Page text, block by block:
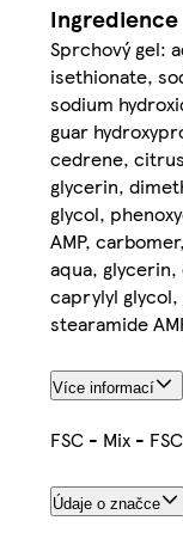
Ingredience
Sprchový gel:
isethionate,
sodium
guar
cedrene,
glycerin,
glycol,
AMP,
aqua,
caprylyl
stearamide
Více informací
FSC - Mix -
Údaje o značce